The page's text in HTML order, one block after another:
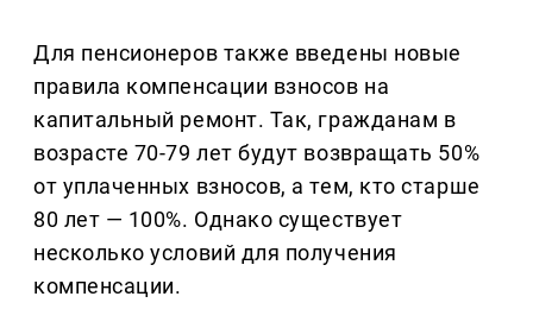
Для пенсионеров также введены новые
правила компенсации взносов на
капитальный ремонт. Так, гражданам в
возрасте 70-79 лет будут возвращать 50%
от уплаченных взносов, а тем, кто старше
80 лет — 100%. Однако существует
несколько условий для получения
компенсации.